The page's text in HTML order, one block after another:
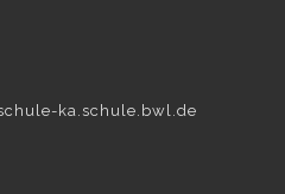
ka.schule.bwl.de